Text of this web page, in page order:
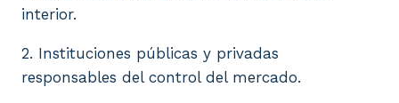
interior.
2. Instituciones públicas y privadas
responsables del control del mercado.